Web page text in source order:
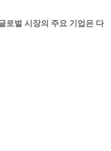
로벌 시장의 주요 기업은 다